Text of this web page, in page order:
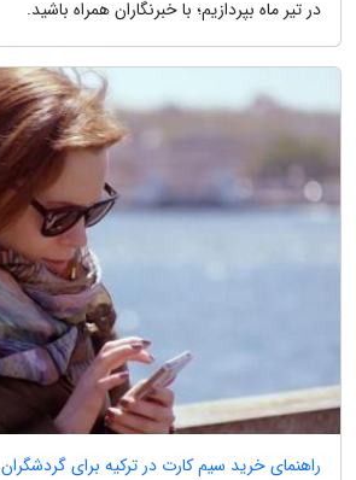
در تیر ماه بپردازیم؛ با خبرنگاران همراه باشید.
راهنمای خرید سیم کارت در ترکیه برای گردشگران